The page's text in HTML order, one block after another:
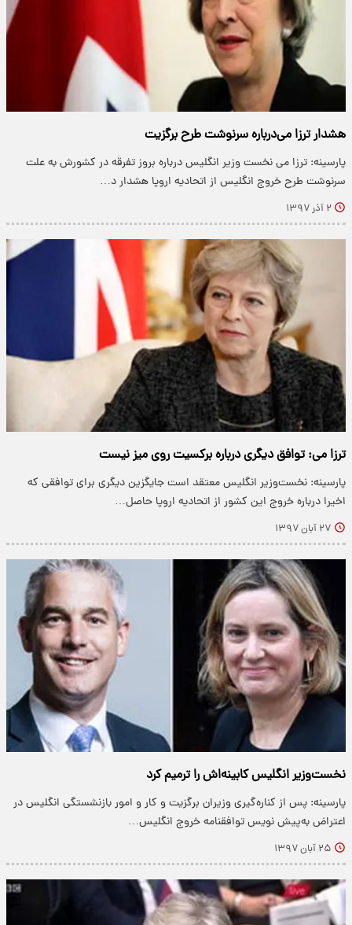
هشدار ترزا می‌درباره سرنوشت طرح برگزیت
پارسینه: ترزا می نخست وزیر انگلیس درباره بروز تفرقه در کشورش به علت
سرنوشت طرح خروج انگلیس از اتحادیه اروپا هشدار د…
۲ آذر ۱۳۹۷
ترزا می: توافق دیگری درباره برکسیت روی میز نیست
پارسینه: نخست‌وزیر انگلیس معتقد است جایگزین دیگری برای توافقی که
اخیرا درباره خروج این کشور از اتحادیه اروپا حاصل…
۲۷ آبان ۱۳۹۷
نخست‌وزیر انگلیس کابینه‌اش را ترمیم کرد
پارسینه: پس از کناره‌گیری وزیران برگزیت و کار و امور بازنشستگی انگلیس در
اعتراض به‌پیش نویس توافقنامه خروج انگلیس…
۲۵ آبان ۱۳۹۷